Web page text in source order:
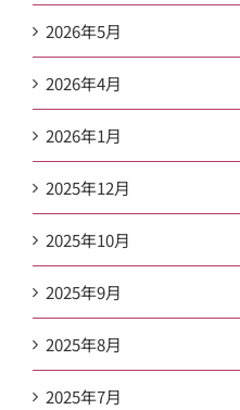
2026年5月
2026年4月
2026年1月
2025年12月
2025年10月
2025年9月
2025年8月
2025年7月